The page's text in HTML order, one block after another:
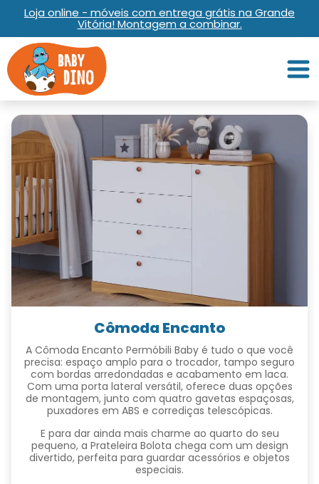
Loja online - móveis com entrega grátis na Grande
Vitória! Montagem a combinar.
Cômoda Encanto
A Cômoda Encanto Permóbili Baby é tudo o que você
precisa: espaço amplo para o trocador, tampo seguro
com bordas arredondadas e acabamento em laca.
Com uma porta lateral versátil, oferece duas opções
de montagem, junto com quatro gavetas espaçosas,
puxadores em ABS e corrediças telescópicas.
E para dar ainda mais charme ao quarto do seu
pequeno, a Prateleira Bolota chega com um design
divertido, perfeita para guardar acessórios e objetos
especiais.